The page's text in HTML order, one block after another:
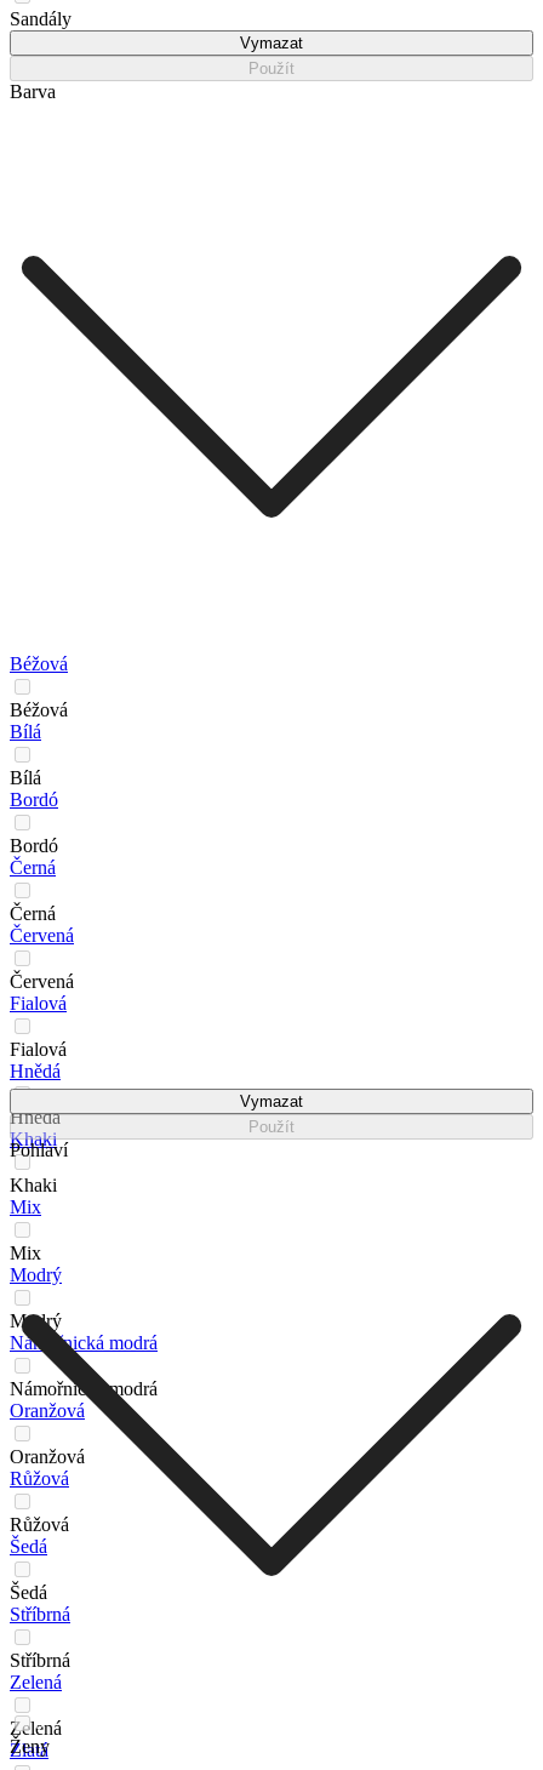
Sandály
Vymazat
Použít
Barva
Béžová
Béžová
Bílá
Bílá
Bordó
Bordó
Černá
Černá
Červená
Červená
Fialová
Fialová
Hnědá
Hnědá
Khaki
Khaki
Mix
Mix
Modrý
Modrý
Námořnická modrá
Námořnická modrá
Oranžová
Oranžová
Růžová
Růžová
Šedá
Šedá
Stříbrná
Stříbrná
Zelená
Zelená
Zlatá
Vymazat
Použít
Pohlaví
Ženy